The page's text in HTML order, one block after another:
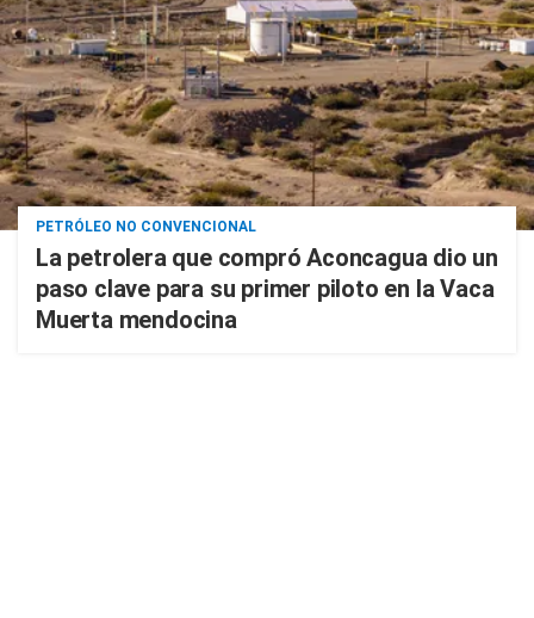
PETRÓLEO NO CONVENCIONAL
La petrolera que compró Aconcagua dio un
paso clave para su primer piloto en la Vaca
Muerta mendocina